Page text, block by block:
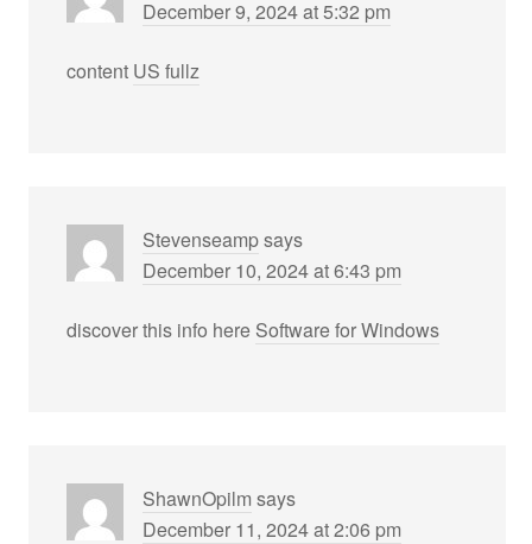
December 9, 2024 at 5:32 pm
content US fullz
Stevenseampsays
December 10, 2024 at 6:43 pm
discover this info here Software for Windows
ShawnOpilm says
December 11, 2024 at 2:06 pm